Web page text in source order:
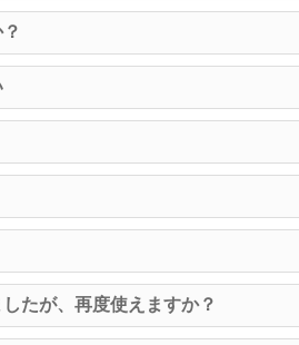
たが、再度使えますか？